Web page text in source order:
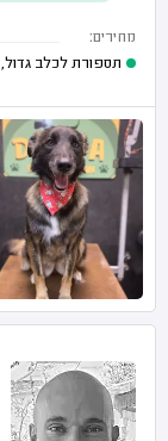
מחירים:
תספורת לכלב